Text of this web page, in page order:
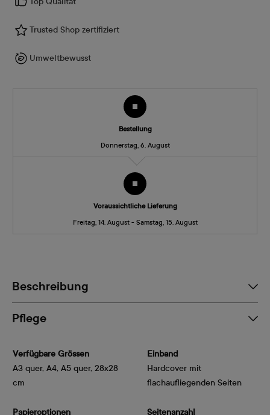
Trusted Shop zertifiziert
Umweltbewusst
Bestellung
Donnerstag, 6. August
Voraussichtliche Lieferung
Freitag, 14. August - Samstag, 15. August
Beschreibung
Pflege
Verfügbare Grössen
A3 quer, A4, A5 quer, 28x28
cm
Papieroptionen
Einband
Hardcover mit
flachaufliegenden Seiten
Seitenanzahl